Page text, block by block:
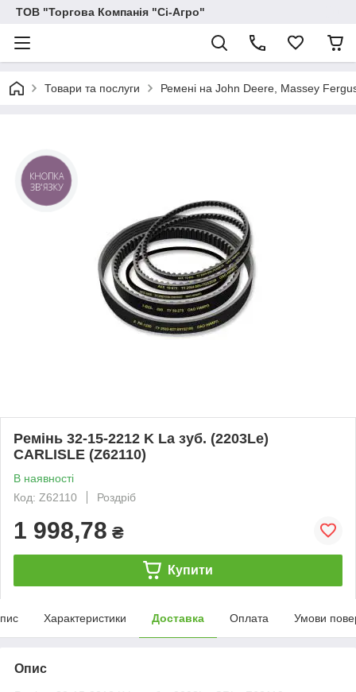
ТОВ "Торгова Компанія "Сі-Агро"
Товари та послуги Ремені на John Deere, Massey
Ремінь 32-15-2212 K La зуб. (2203Le)
CARLISLE (Z62110)
В наявності
Код: Z62110
Роздріб
1 998,78 ₴
Купити
Характеристики Доставка Оплата Умови
Опис
КНОПКА
ЗВ'ЯЗКУ